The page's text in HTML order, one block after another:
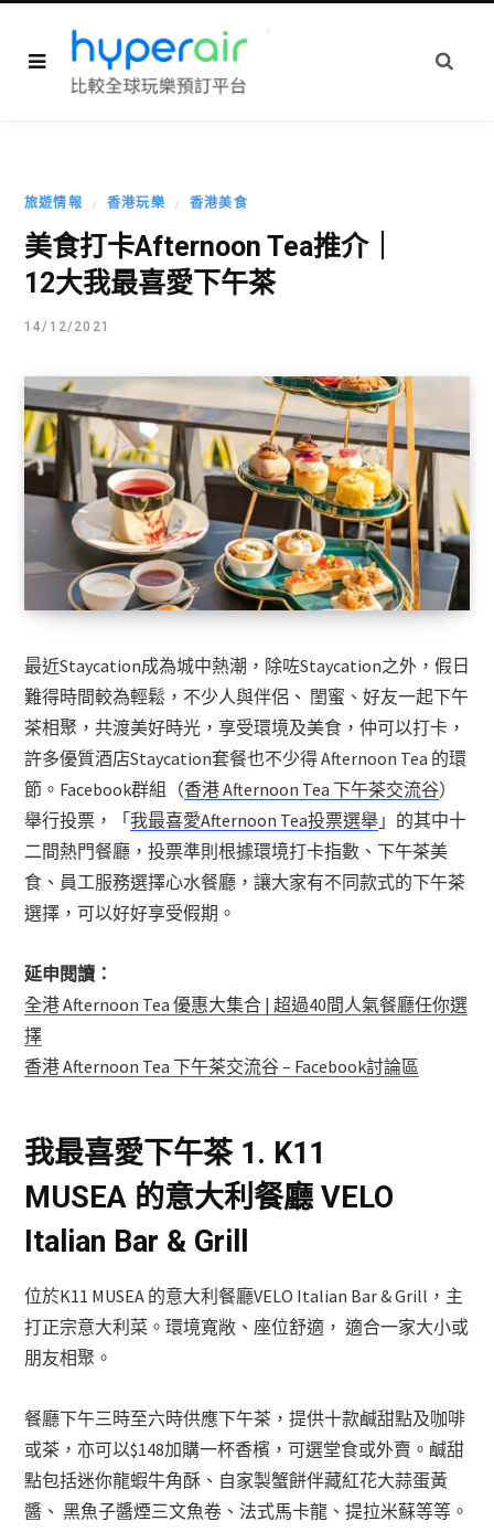
旅遊情報 香港玩樂 香港美食
美食打卡Afternoon Tea推介｜
12大我最喜愛下午茶
14/12/2021
最近Staycation成為城中熱潮，除咗Staycation之外，假日
難得時間較為輕鬆，不少人與伴侶、 閨蜜、好友一起下午
茶相聚，共渡美好時光，享受環境及美食，仲可以打卡，
許多優質酒店Staycation套餐也不少得 Afternoon Tea 的環
節。Facebook群組（香港 Afternoon Tea 下午茶交流谷）
舉行投票，「 我最喜愛Afternoon Tea投票選舉 」的其中十
二間熱門餐廳，投票準則根據環境打卡指數、下午茶美
食、員工服務選擇心水餐廳，讓大家有不同款式的下午茶
選擇，可以好好享受假期。
延申閱讀：
全港 Afternoon Tea 優惠大集合 | 超過40間人氣餐廳任你選
擇
香港 Afternoon Tea 下午茶交流谷 – Facebook討論區
我最喜愛下午茶 1. K11
MUSEA 的意大利餐廳 VELO
Italian Bar & Grill
位於K11 MUSEA 的意大利餐廳VELO Italian Bar & Grill，主
打正宗意大利菜。環境寬敞、座位舒適， 適合一家大小或
朋友相聚。
餐廳下午三時至六時供應下午茶，提供十款鹹甜點及咖啡
或茶，亦可以$148加購一杯香檳，可選堂食或外賣。鹹甜
點包括迷你龍蝦牛角酥、自家製蟹餅伴藏紅花大蒜蛋黃
醬、 黑魚子醬煙三文魚卷、法式馬卡龍、提拉米蘇等等。